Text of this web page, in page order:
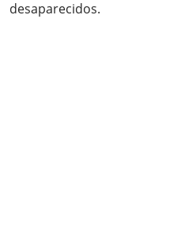
desaparecidos.